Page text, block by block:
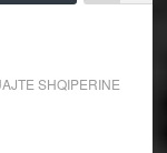
SHQIPERINE